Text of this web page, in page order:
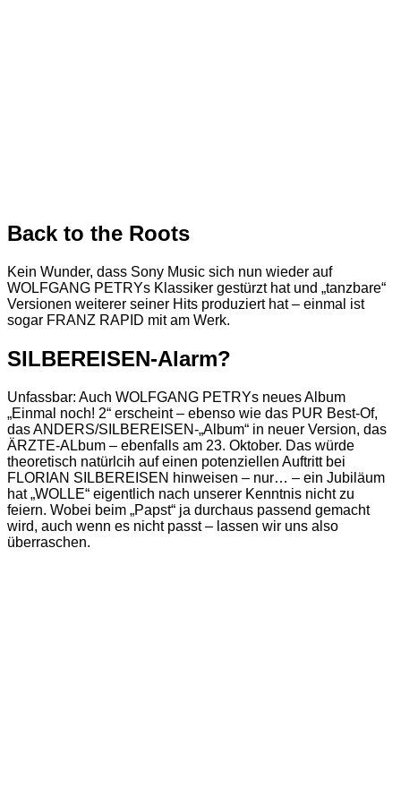
Back to the Roots
Kein Wunder, dass Sony Music sich nun wieder auf
WOLFGANG PETRYs Klassiker gestürzt hat und „tanzbare“
Versionen weiterer seiner Hits produziert hat – einmal ist
sogar FRANZ RAPID mit am Werk.
SILBEREISEN-Alarm?
Unfassbar: Auch WOLFGANG PETRYs neues Album
„Einmal noch! 2“ erscheint – ebenso wie das PUR Best-Of,
das ANDERS/SILBEREISEN-„Album“ in neuer Version, das
ÄRZTE-ALbum – ebenfalls am 23. Oktober. Das würde
theoretisch natürlcih auf einen potenziellen Auftritt bei
FLORIAN SILBEREISEN hinweisen – nur… – ein Jubiläum
hat „WOLLE“ eigentlich nach unserer Kenntnis nicht zu
feiern. Wobei beim „Papst“ ja durchaus passend gemacht
wird, auch wenn es nicht passt – lassen wir uns also
überraschen.